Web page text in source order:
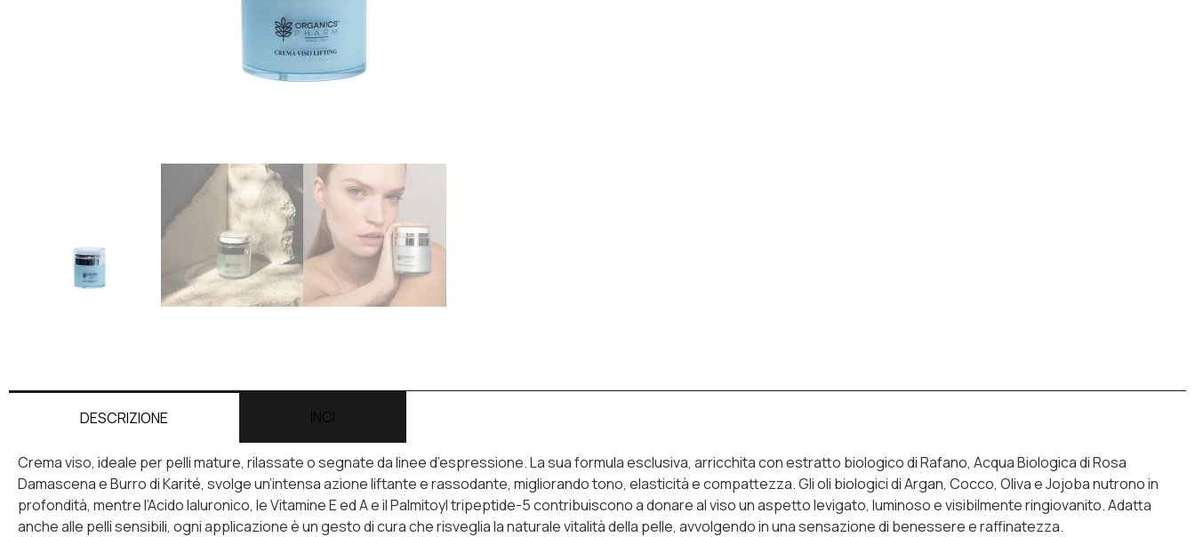
DESCRIZIONE INCI
Crema viso, ideale per pelli mature, rilassate o segnate da linee d’espressione. La sua formula esclusiva, arricchita con estratto biologico di Rafano, Acqua Biologica di Rosa
Damascena e Burro di Karité, svolge un’intensa azione liftante e rassodante, migliorando tono, elasticità e compattezza. Gli oli biologici di Argan, Cocco, Oliva e Jojoba nutrono in
profondità, mentre l’Acido Ialuronico, le Vitamine E ed A e il Palmitoyl tripeptide-5 contribuiscono a donare al viso un aspetto levigato, luminoso e visibilmente ringiovanito. Adatta
anche alle pelli sensibili, ogni applicazione è un gesto di cura che risveglia la naturale vitalità della pelle, avvolgendo in una sensazione di benessere e raffinatezza.